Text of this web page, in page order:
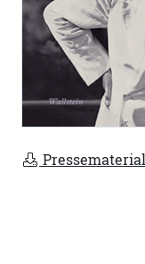
Pressematerial